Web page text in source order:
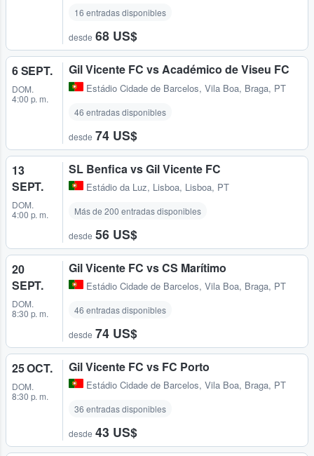
16 entradas disponibles
desde 68 US$
6 SEPT.
DOM.
4:00 p. m.
Gil Vicente FC vs Académico de Viseu FC
Estádio Cidade de Barcelos, Vila Boa, Braga, PT
46 entradas disponibles
desde 74 US$
13
SEPT.
DOM.
4:00 p. m.
SL Benfica vs Gil Vicente FC
Estádio da Luz, Lisboa, Lisboa, PT
Más de 200 entradas disponibles
desde 56 US$
20
SEPT.
DOM.
8:30 p. m.
Gil Vicente FC vs CS Marítimo
Estádio Cidade de Barcelos, Vila Boa, Braga, PT
46 entradas disponibles
desde 74 US$
25 OCT.
DOM.
8:30 p. m.
Gil Vicente FC vs FC Porto
Estádio Cidade de Barcelos, Vila Boa, Braga, PT
36 entradas disponibles
desde 43 US$